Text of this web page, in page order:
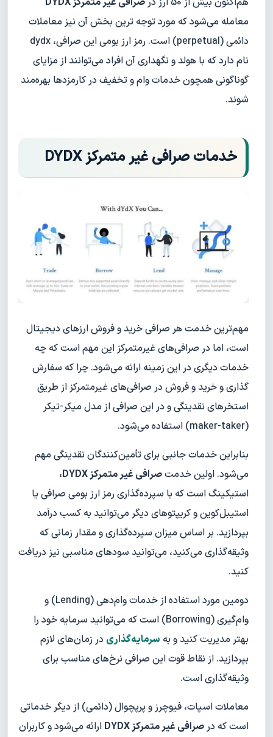
معامله می‌شود که مورد توجه ترین بخش آن نیز معاملات
دائمی (perpetual) است. رمز ارز بومی این صرافی، dydx
نام دارد که با هولد و نگهداری آن افراد می‌توانند از مزایای
گوناگونی همچون خدمات وام و تخفیف در کارمزدها بهره‌مند
شوند.
خدمات صرافی غیر متمرکز DYDX
مهم‌ترین خدمت هر صرافی خرید و فروش ارزهای دیجیتال
است، اما در صرافی‌های غیرمتمرکز این مهم است که چه
خدمات دیگری در این زمینه ارائه می‌شود. چرا که سفارش
گذاری و خرید و فروش در صرافی‌های غیرمتمرکز از طریق
استخرهای نقدینگی و در این صرافی از مدل میکر-تیکر
(maker-taker) استفاده می‌شود.
بنابراین خدمات جانبی برای تأمین‌کنندگان نقدینگی مهم
می‌شود. اولین خدمتصرافی غیر متمرکز DYDX،
استیکینگ است که با سپرده‌گذاری رمز ارز بومی صرافی یا
استیبل‌کوین و کریپتوهای دیگر می‌توانید به کسب درآمد
بپردازید. بر اساس میزان سپرده‌گذاری و مقدار زمانی که
وثیقه‌گذاری می‌کنید، می‌توانید سودهای مناسبی نیز دریافت
کنید.
دومین مورد استفاده از خدمات وام‌دهی (Lending) و
وام‌گیری (Borrowing) است که می‌توانید سرمایه خود را
بهتر مدیریت کنید و به سرمایه‌گذاری در زمان‌های لازم
بپردازید. از نقاط قوت این صرافی نرخ‌های مناسب برای
وثیقه‌گذاری است.
معاملات اسپات، فیوچرز و پرپچوال (دائمی) از دیگر خدماتی
است که درصرافی غیر متمرکز DYDX
ارائه می‌شود و کاربران